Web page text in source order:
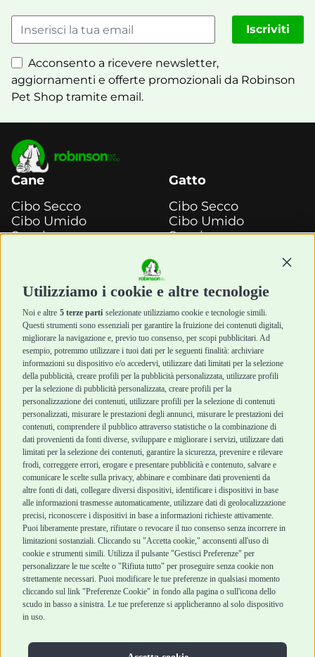
Utilizziamo i cookie e altre tecnologie
Noi e altre 5 terze parti selezionate utilizziamo cookie e tecnologie simili.
Questi strumenti sono essenziali per garantire la fruizione dei contenuti digitali,
migliorare la navigazione e, previo tuo consenso, per scopi pubblicitari. Ad
esempio, potremmo utilizzare i tuoi dati per le seguenti finalità: archiviare
informazioni su dispositivo e/o accedervi, utilizzare dati limitati per la selezione
della pubblicità, creare profili per la pubblicità personalizzata, utilizzare profili
per la selezione di pubblicità personalizzata, creare profili per la
personalizzazione dei contenuti, utilizzare profili per la selezione di contenuti
personalizzati, misurare le prestazioni degli annunci, misurare le prestazioni dei
contenuti, comprendere il pubblico attraverso statistiche o la combinazione di
dati provenienti da fonti diverse, sviluppare e migliorare i servizi, utilizzare dati
limitati per la selezione dei contenuti, garantire la sicurezza, prevenire e rilevare
frodi, correggere errori, erogare e presentare pubblicità e contenuto, salvare e
comunicare le scelte sulla privacy, abbinare e combinare dati provenienti da
altre fonti di dati, collegare diversi dispositivi, identificare i dispositivi in base
alle informazioni trasmesse automaticamente, utilizzare dati di geolocalizzazione
precisi, riconoscere i dispositivi in base a informazioni richieste attivamente.
Puoi liberamente prestare, rifiutare o revocare il tuo consenso senza incorrere in
limitazioni sostanziali. Cliccando su "Accetta cookie," acconsenti all'uso di
cookie e strumenti simili. Utilizza il pulsante "Gestisci Preferenze" per
personalizzare le tue scelte o "Rifiuta tutto" per proseguire senza cookie non
strettamente necessari. Puoi modificare le tue preferenze in qualsiasi momento
cliccando sul link "Preferenze Cookie" in fondo alla pagina o sull'icona dello
scudo in basso a sinistra. Le tue preferenze si applicheranno al solo dispositivo
in uso.
Acconsento a ricevere newsletter,
aggiornamenti e offerte promozionali da Robinson
Pet Shop tramite email.
Iscriviti
Cane
Cibo Secco
Cibo Umido
Snack e
Igiene e Pulizia
Accessori
Cani Mini
Top Quality
Gatto
Cibo Secco
Cibo Umido
Snack e
Igiene e Pulizia
Accessori
Top Quality
Robinson Pet Shop
Chi siamo
Punti vendita
Marchi
Blog
Assistenza Robinson
Pet Shop
Offerte
Promozioni
Recensioni Feedaty
Acquisti sicuri
Termini e condizioni
di vendita
Cashback
Metodi di
pagamento
Recesso e Reso
Spedizioni
Robinson Pet Shop S.r.l.
Via V. Giovanni Schiaparelli, 21 – 47122 Forlì (FC)
P.iva 04095130409 | REA: FO 329541
info@robinsonpetshop.it | Tel. 0543 096850
Copyright © 2025 Robinsonpetshop.it s.r.l. – Tutti i diritti